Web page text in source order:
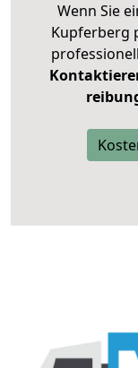
Wenn Sie
Kupferberg